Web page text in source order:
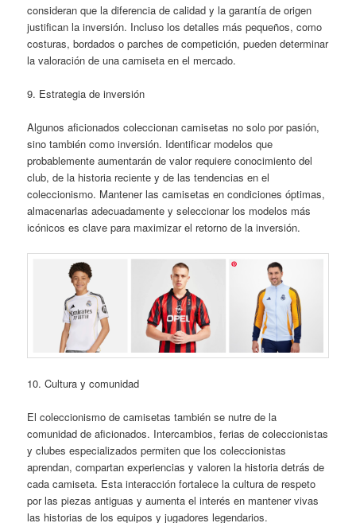
consideran que la diferencia de calidad y la garantía de origen
justifican la inversión. Incluso los detalles más pequeños, como
costuras, bordados o parches de competición, pueden determinar
la valoración de una camiseta en el mercado.
9. Estrategia de inversión
Algunos aficionados coleccionan camisetas no solo por pasión,
sino también como inversión. Identificar modelos que
probablemente aumentarán de valor requiere conocimiento del
club, de la historia reciente y de las tendencias en el
coleccionismo. Mantener las camisetas en condiciones óptimas,
almacenarlas adecuadamente y seleccionar los modelos más
icónicos es clave para maximizar el retorno de la inversión.
10. Cultura y comunidad
El coleccionismo de camisetas también se nutre de la
comunidad de aficionados. Intercambios, ferias de coleccionistas
y clubes especializados permiten que los coleccionistas
aprendan, compartan experiencias y valoren la historia detrás de
cada camiseta. Esta interacción fortalece la cultura de respeto
por las piezas antiguas y aumenta el interés en mantener vivas
las historias de los equipos y jugadores legendarios.